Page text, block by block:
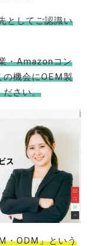
としてご認識い
・Amazonコン
の機会にOEM製
ださい。
・ODM」という